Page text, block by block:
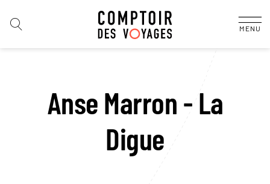
MENU
Anse Marron - La
Digue